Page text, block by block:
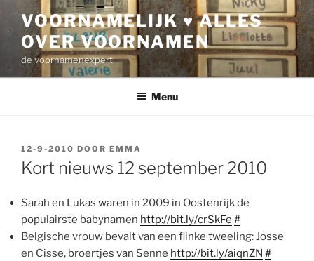
inhoud
VOORNAMELIJK ♥ ALLES
OVER VOORNAMEN
de voornamenexpert
Menu
GEPLAATST
OP
12-9-2010 DOOR EMMA
Kort nieuws 12 september 2010
Sarah en Lukas waren in 2009 in Oostenrijk de
populairste babynamen http://bit.ly/crSkFe #
Belgische vrouw bevalt van een flinke tweeling: Josse
en Cisse, broertjes van Senne http://bit.ly/aiqnZN #